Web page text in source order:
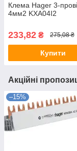
Клема Hager 3-
4мм2 KXA04I2
233,82 ₴ 275,08 ₴
Купити
Акційні
–15%